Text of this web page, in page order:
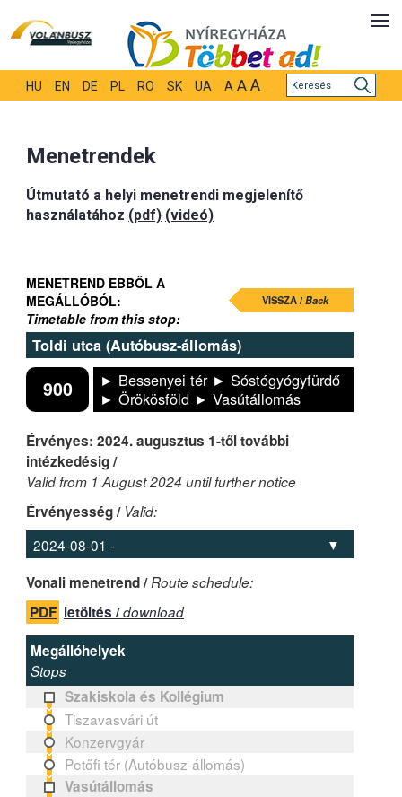
HU EN DE PL RO SK UA A A A
Menetrendek
Útmutató a helyi menetrendi megjelenítő
használatához (pdf) (videó)
MENETREND EBBŐL A
MEGÁLLÓBÓL:
Timetable from this stop:
VISSZA /Back
Toldi utca (Autóbusz-állomás)
900
► Bessenyei tér ► Sóstógyógyfürdő
► Örökösföld ► Vasútállomás
Érvényes: 2024. augusztus 1-től további
intézkedésig /
Valid from 1 August 2024 until further notice
Érvényesség / Valid:
Vonali menetrend /Route schedule:
PDF letöltés /download
Megállóhelyek
Stops
Szakiskola és Kollégium
Tiszavasvári út
Konzervgyár
Petőfi tér (Autóbusz-állomás)
Vasútállomás